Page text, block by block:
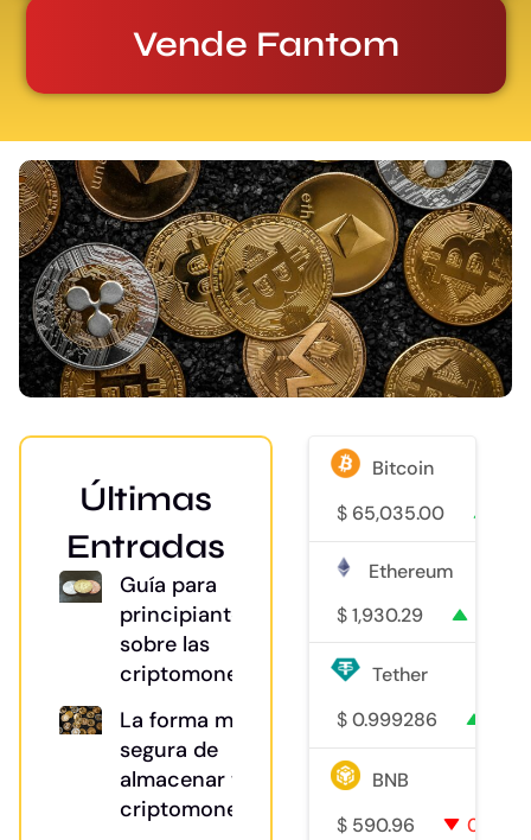
Vende Fantom
Últimas
Entradas
Guía para
principiantes
sobre las
criptomonedas
La forma más
segura de
almacenar tu
criptomoneda
Bitcoin
$ 65,035.00
Ethereum
$ 1,930.29
Tether
$ 0.999286
BNB
$ 590.96 0.2%